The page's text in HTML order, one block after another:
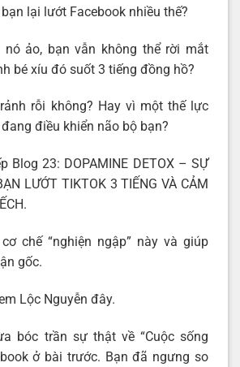
lại lướt Facebook nhiều thế?
ảo, bạn vẫn không thể rời mắt
bé xíu đó suốt 3 tiếng đồng hồ?
rỗi không? Hay vì một thế lực
điều khiển não bộ bạn?
Blog 23: DOPAMINE DETOX – SỰ
LƯỚT TIKTOK 3 TIẾNG VÀ CẢM
chế “nghiện ngập” này và giúp
gốc.
Lộc Nguyễn đây.
bóc trần sự thật về “Cuộc sống
ở bài trước. Bạn đã ngưng so